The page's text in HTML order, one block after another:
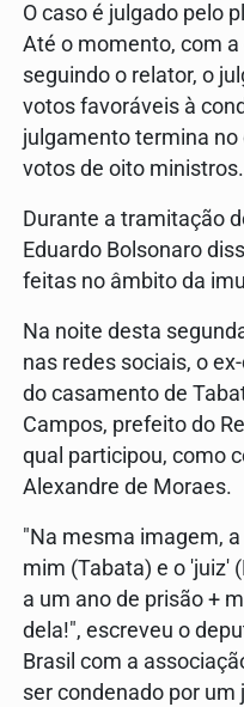
O caso é julgado pelo
Até o momento, com
seguindo o relator, o
votos favoráveis à
julgamento termina no
votos de oito ministros.
Durante a tramitação
Eduardo Bolsonaro
feitas no âmbito da
Na noite desta
nas redes sociais, o
do casamento de
Campos, prefeito do
qual participou, como
Alexandre de Moraes.
"Na mesma imagem,
mim (Tabata) e o 'juiz'
a um ano de prisão +
dela!", escreveu o
Brasil com a
ser condenado por